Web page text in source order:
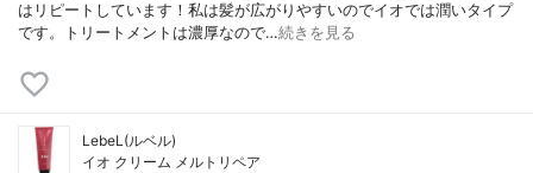
はリピートしています！私は髪が広がりやすいのでイオでは潤いタイプ
です。トリートメントは濃厚なので…続きを見る
LebeL(ルベル)
イオ クリーム メルトリペア